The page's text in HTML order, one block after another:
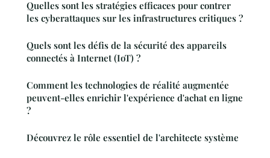
Quelles sont les stratégies efficaces pour contrer
les cyberattaques sur les infrastructures critiques ?
Quels sont les défis de la sécurité des appareils
connectés à Internet (IoT) ?
Comment les technologies de réalité augmentée
peuvent-elles enrichir l'expérience d'achat en ligne
?
Découvrez le rôle essentiel de l'architecte système